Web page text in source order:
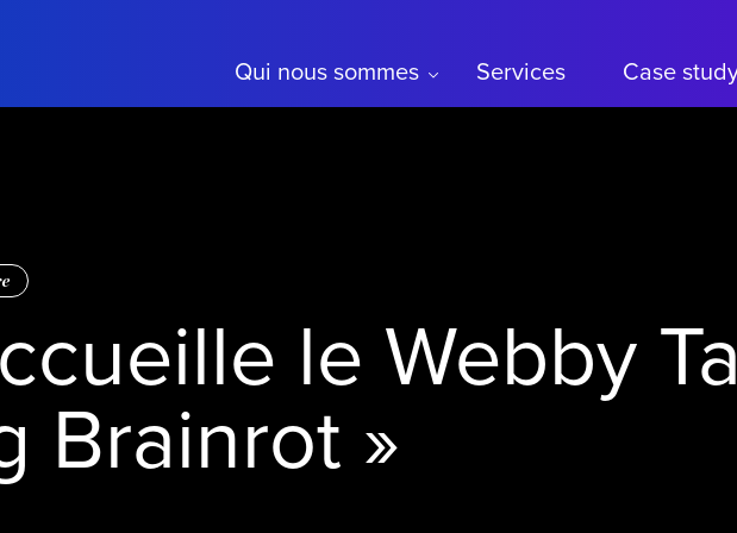
Qui nous sommes Services Case
le Webby
Brainrot »